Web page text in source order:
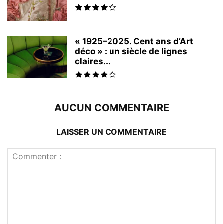
« 1925–2025. Cent ans d’Art
déco » : un siècle de lignes
claires...
AUCUN COMMENTAIRE
LAISSER UN COMMENTAIRE